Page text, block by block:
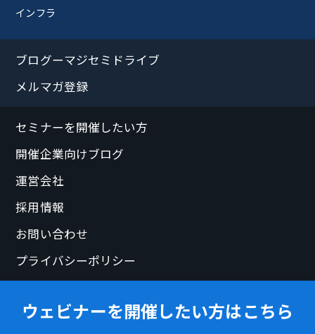
インフラ
ブログーマジセミドライブ
メルマガ登録
セミナーを開催したい方
開催企業向けブログ
運営会社
採用情報
お問い合わせ
プライバシーポリシー
ウェビナーを開催したい方はこちら